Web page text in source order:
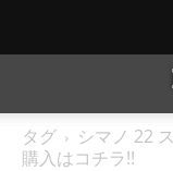
タグ
シマノ 22
購入はコチラ!!